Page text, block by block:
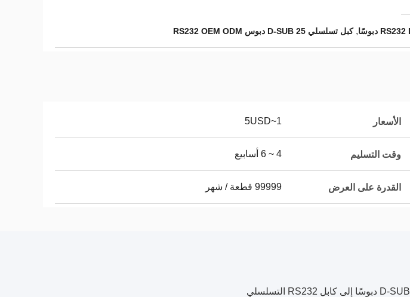
,كبل تسلسلي D-SUB 25 دبوس RS232 OEM ODM
الأسعار 1~5USD
وقت التسليم 4 ~ 6 أسابيع
القدرة على العرض 99999 قطعة / شهر